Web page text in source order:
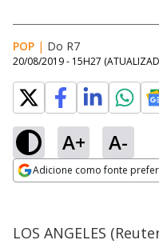
POP | Do R7
20/08/2019 - 15H27
A+ A-
Adicione como fonte
LOS ANGELES